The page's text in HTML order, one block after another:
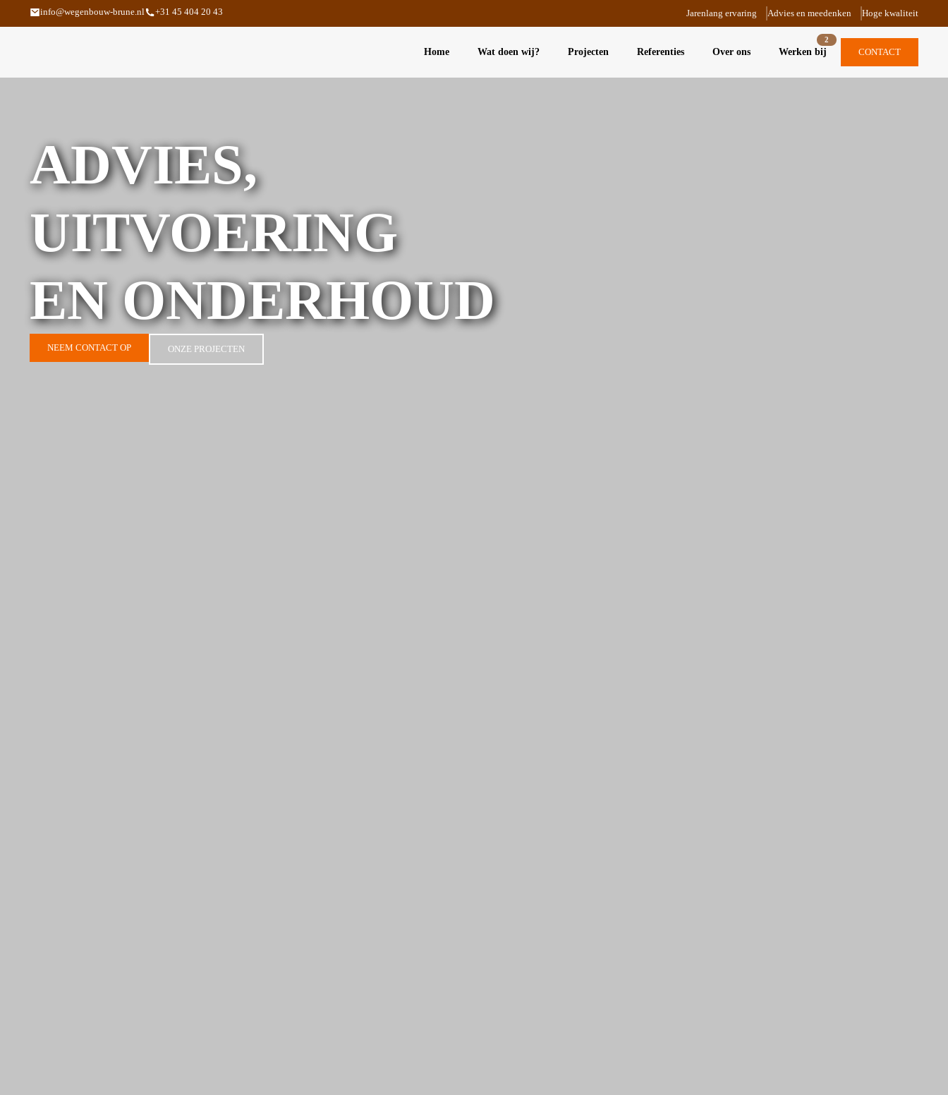
info@wegenbouw-brune.nl +31 45 404 20 43 Jarenlang ervaring Advies en meedenken Hoge kwaliteit
Home Wat doen wij? Projecten Referenties Over ons Werken bij
2
CONTACT
ADVIES,
UITVOERING
EN ONDERHOUD
NEEM CONTACT OP ONZE PROJECTEN